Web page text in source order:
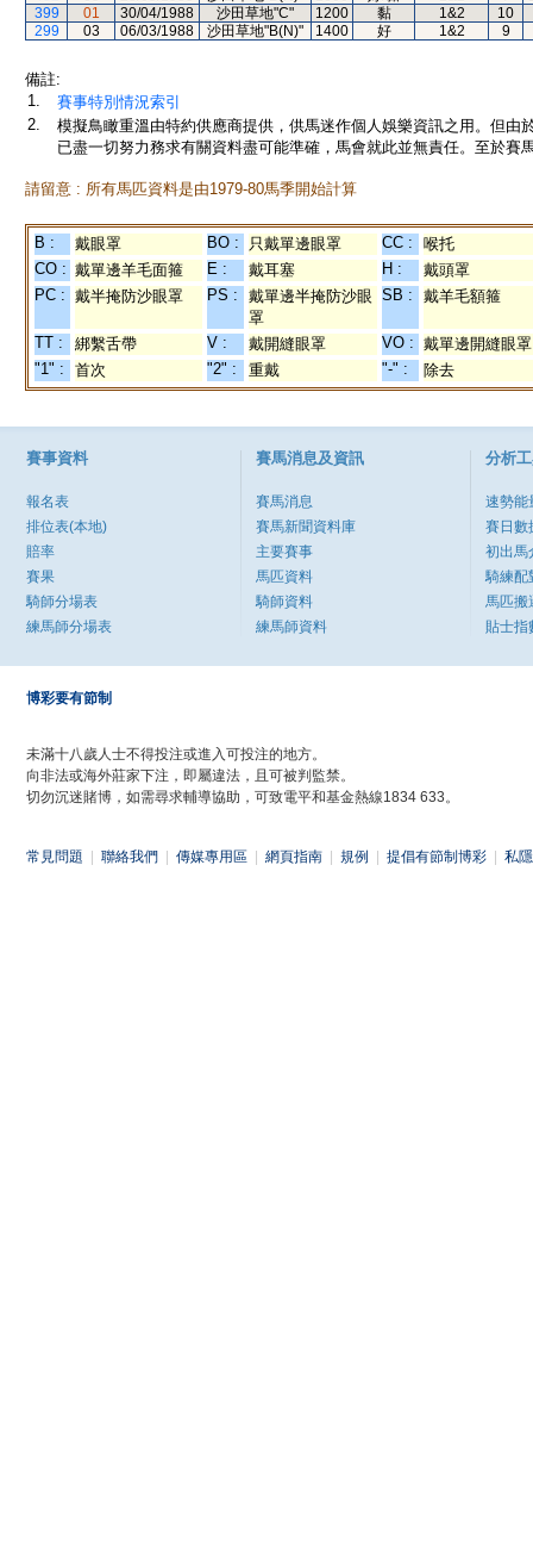
399
01 30/04/1988 沙田草地"C" 1200 黏 1&2 10
299
03 06/03/1988 沙田草地"B(N)" 1400 好 1&2 9
備註:
1.
賽事特別情況索引
2.
模擬鳥瞰重溫由特約供應商提供，供馬迷作個人娛樂資訊之用。但
已盡一切努力務求有關資料盡可能準確，馬會就此並無責任。至於賽
請留意 : 所有馬匹資料是由1979-80馬季開始計算
B : 戴眼罩 BO : 只戴單邊眼罩 CC :
喉托
CO : 戴單邊羊毛面箍 E : 戴耳塞 H :
戴頭罩
PC : 戴半掩防沙眼罩 PS :
戴單邊半掩防沙眼
罩
SB : 戴羊毛額箍
TT : 綁繫舌帶 V : 戴開縫眼罩 VO : 戴單邊開縫眼罩
"1" :
首次 "2" : 重戴 "-" : 除去
賽事資料
報名表
排位表(本地)
賠率
賽果
騎師分場表
練馬師分場表
賽馬消息及資訊
賽馬消息
賽馬新聞資料庫
主要賽事
馬匹資料
騎師資料
練馬師資料
分析
速勢能
賽日數
初出馬
騎練配
馬匹搬
貼士指
博彩要有節制
未滿十八歲人士不得投注或進入可投注的地方。
向非法或海外莊家下注，即屬違法，且可被判監禁。
切勿沉迷賭博，如需尋求輔導協助，可致電平和基金熱線1834 633。
常見問題 聯絡我們 傳媒專用區 網頁指南 規例 提倡有節制博彩 私